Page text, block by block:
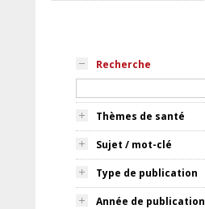
Recherche
Thèmes de santé
Sujet / mot-clé
Type de publication
Année de publication